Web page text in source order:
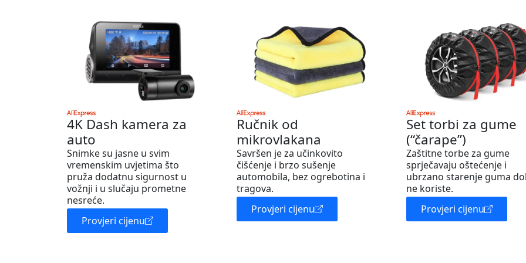
4K Dash kamera za
auto
Snimke su jasne u svim
vremenskim uvjetima što
pruža dodatnu sigurnost u
vožnji i u slučaju prometne
nesreće.
Provjeri cijenu
Ručnik od
mikrovlakana
Savršen je za učinkovito
čišćenje i brzo sušenje
automobila, bez ogrebotina i
tragova.
Provjeri cijenu
Set torbi za gume
(“čarape”)
Zaštitne torbe za gume
sprječavaju oštećenje i
ubrzano starenje guma
ne koriste.
Provjeri cijenu